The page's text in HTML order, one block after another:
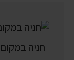
חניה במקום